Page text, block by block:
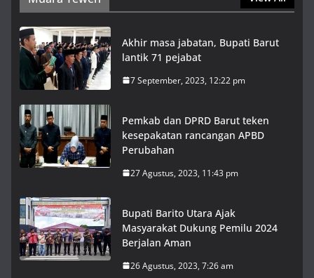
Akhir masa jabatan, Bupati Barut
lantik 71 pejabat
7 September, 2023, 12:22 pm
Pemkab dan DPRD Barut teken
kesepakatan rancangan APBD
Perubahan
27 Agustus, 2023, 11:43 pm
Bupati Barito Utara Ajak
Masyarakat Dukung Pemilu 2024
Berjalan Aman
26 Agustus, 2023, 7:26 am